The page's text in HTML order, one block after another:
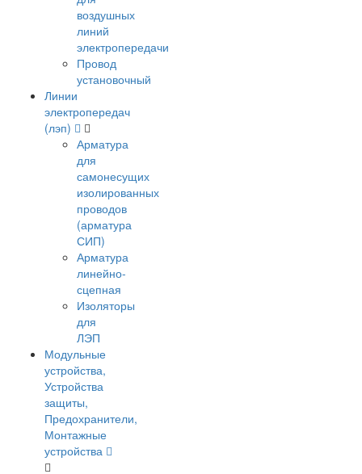
воздушных
линий
электропередачи
Провод
установочный
Линии
электропередач
(лэп)
Арматура
для
самонесущих
изолированных
проводов
(арматура
СИП)
Арматура
линейно-
сцепная
Изоляторы
для
ЛЭП
Модульные
устройства,
Устройства
защиты,
Предохранители,
Монтажные
устройства